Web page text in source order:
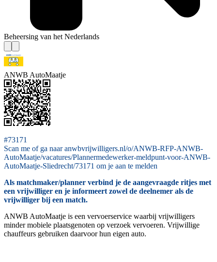
Beheersing van het Nederlands
ANWB AutoMaatje
#73171
Scan me of ga naar anwbvrijwilligers.nl/o/ANWB-RFP-ANWB-
AutoMaatje/vacatures/Plannermedewerker-meldpunt-voor-ANWB-
AutoMaatje-Sliedrecht/73171 om je aan te melden
Als matchmaker/planner verbind je de aangevraagde ritjes met
een vrijwilliger en je informeert zowel de deelnemer als de
vrijwilliger bij een match.
ANWB AutoMaatje is een vervoerservice waarbij vrijwilligers
minder mobiele plaatsgenoten op verzoek vervoeren. Vrijwillige
chauffeurs gebruiken daarvoor hun eigen auto.